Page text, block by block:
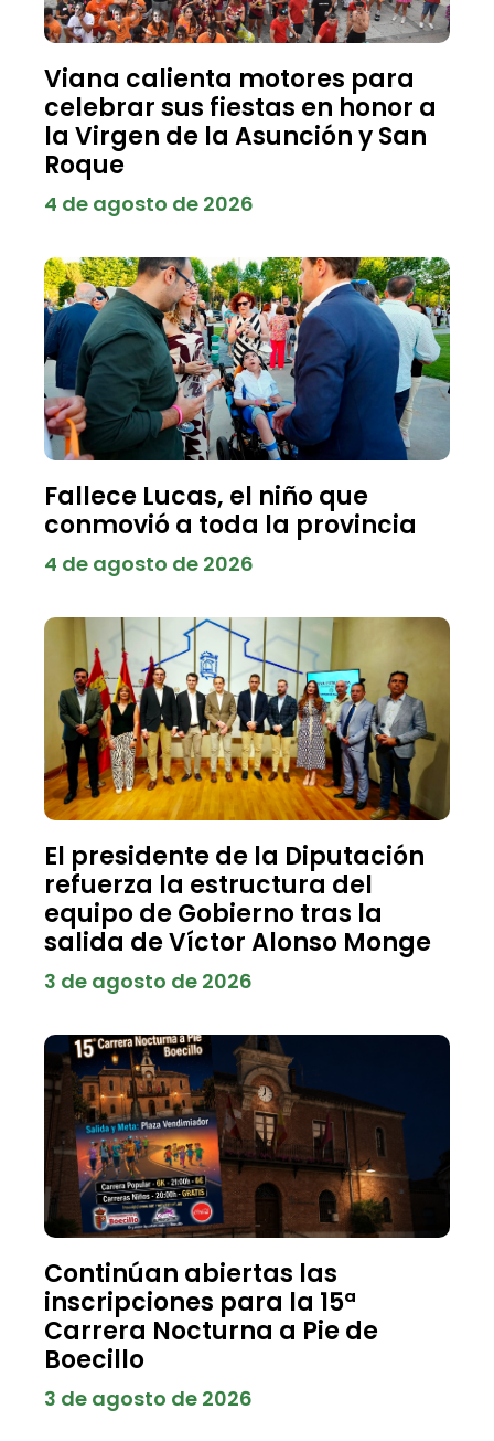
Viana calienta motores para
celebrar sus fiestas en honor a
la Virgen de la Asunción y San
Roque
4 de agosto de 2026
Fallece Lucas, el niño que
conmovió a toda la provincia
4 de agosto de 2026
El presidente de la Diputación
refuerza la estructura del
equipo de Gobierno tras la
salida de Víctor Alonso Monge
3 de agosto de 2026
Continúan abiertas las
inscripciones para la 15ª
Carrera Nocturna a Pie de
Boecillo
3 de agosto de 2026